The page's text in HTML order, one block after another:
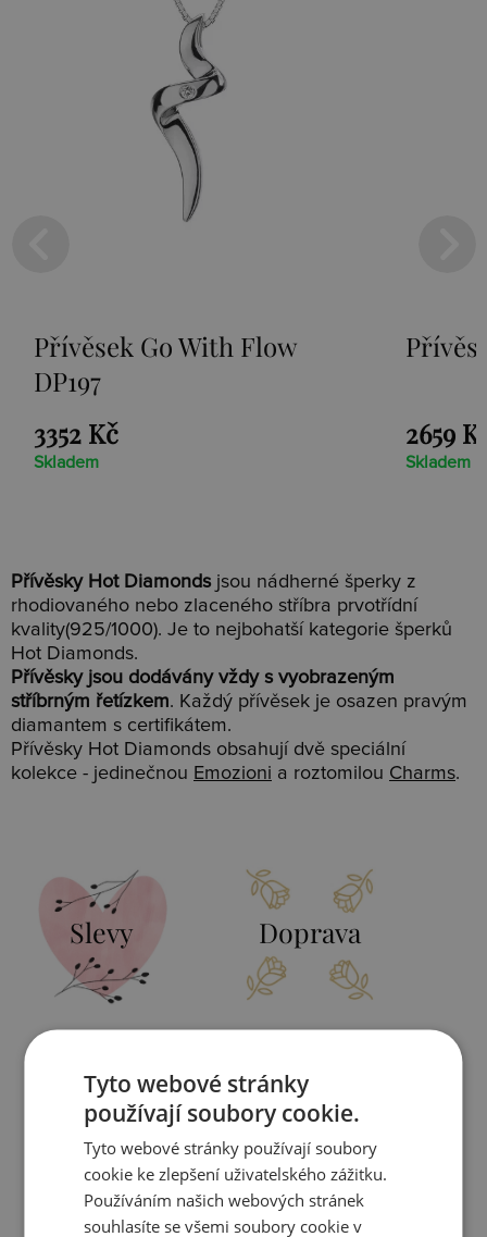
With Flow Přívěsek Paradise
Přívěsky Hot Diamonds jsou nádherné šperky z
rhodiovaného nebo zlaceného stříbra prvotřídní
kvality(925/1000). Je to nejbohatší kategorie šperků
Hot Diamonds.
Přívěsky jsou dodávány vždy s vyobrazeným
stříbrným řetízkem. Každý přívěsek je osazen pravým
diamantem s certifikátem.
Přívěsky Hot Diamonds obsahují dvě speciální
kolekce - jedinečnou Emozioni a roztomilou Charms.
Slevy Doprava
Kontrola Výměna
Tyto webové stránky
používají soubory cookie.
Tyto webové stránky používají soubory
cookie ke zlepšení uživatelského zážitku.
Používáním našich webových stránek
souhlasíte se všemi soubory cookie v